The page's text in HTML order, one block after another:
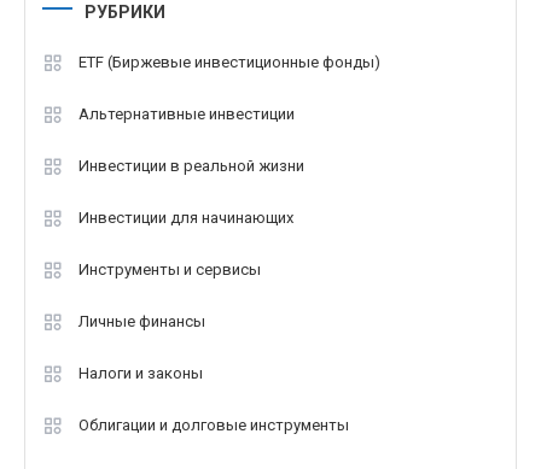
РУБРИКИ
ETF (Биржевые инвестиционные фонды)
Альтернативные инвестиции
Инвестиции в реальной жизни
Инвестиции для начинающих
Инструменты и сервисы
Личные финансы
Налоги и законы
Облигации и долговые инструменты